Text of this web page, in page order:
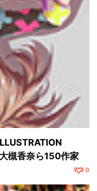
槻香奈ら150作家
0